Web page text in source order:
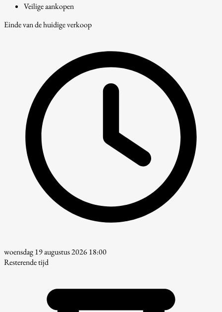
Veilige aankopen
Einde van de huidige verkoop
woensdag 19 augustus 2026 18:00
Resterende tijd